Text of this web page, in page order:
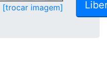
[trocar imagem]